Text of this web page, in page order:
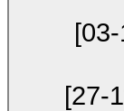
[27-